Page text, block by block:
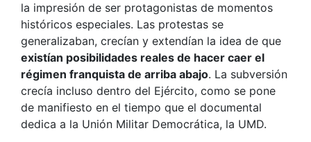
la impresión de ser protagonistas de momentos
históricos especiales. Las protestas se
generalizaban, crecían y extendían la idea de que
existían posibilidades reales de hacer caer el
régimen franquista de arriba abajo. La subversión
crecía incluso dentro del Ejército, como se pone
de manifiesto en el tiempo que el documental
dedica a la Unión Militar Democrática, la UMD.